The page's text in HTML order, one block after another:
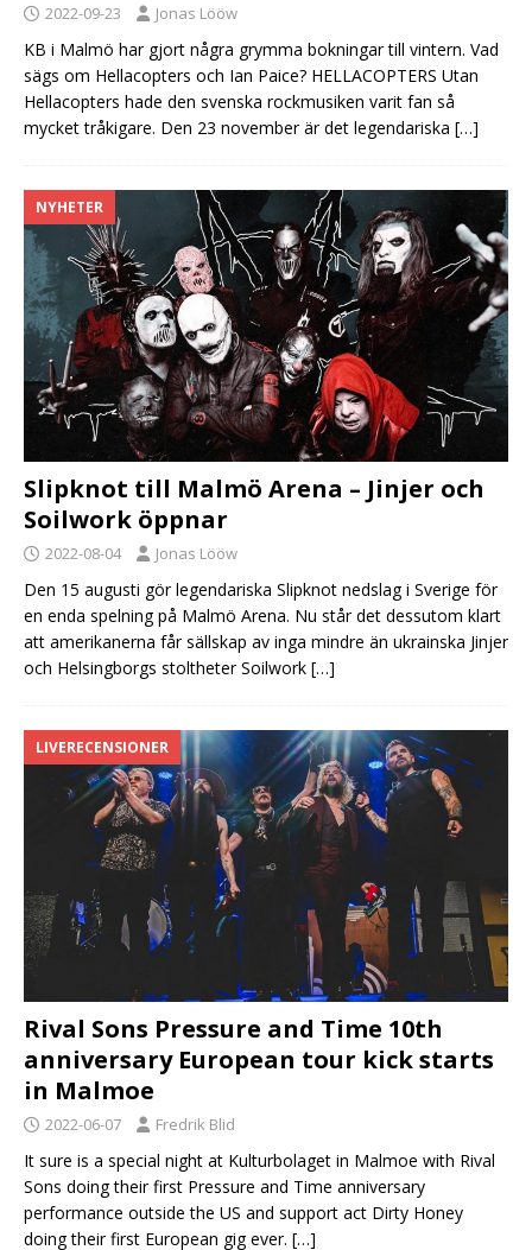
2022-09-23 Jonas Lööw
KB i Malmö har gjort några grymma bokningar till vintern. Vad
sägs om Hellacopters och Ian Paice? HELLACOPTERS Utan
Hellacopters hade den svenska rockmusiken varit fan så
mycket tråkigare. Den 23 november är det legendariska […]
NYHETER
Slipknot till Malmö Arena – Jinjer och
Soilwork öppnar
2022-08-04 Jonas Lööw
Den 15 augusti gör legendariska Slipknot nedslag i Sverige för
en enda spelning på Malmö Arena. Nu står det dessutom klart
att amerikanerna får sällskap av inga mindre än ukrainska Jinjer
och Helsingborgs stoltheter Soilwork […]
LIVERECENSIONER
Rival Sons Pressure and Time 10th
anniversary European tour kick starts
in Malmoe
2022-06-07 Fredrik Blid
It sure is a special night at Kulturbolaget in Malmoe with Rival
Sons doing their first Pressure and Time anniversary
performance outside the US and support act Dirty Honey
doing their first European gig ever. […]